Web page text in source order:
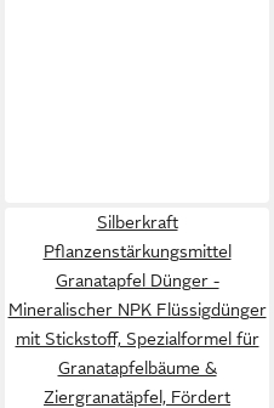
Silberkraft
Pflanzenstärkungsmittel
Granatapfel Dünger -
Mineralischer NPK Flüssigdünger
mit Stickstoff, Spezialformel für
Granatapfelbäume &
Ziergranatäpfel, Fördert